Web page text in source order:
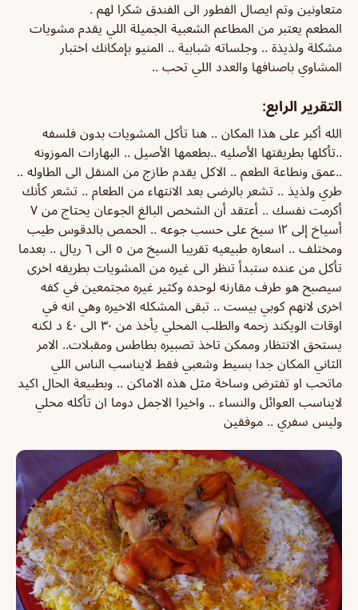
متعاونين وتم ايصال الفطور الى الفندق شكرا لهم .
المطعم يعتبر من المطاعم الشعبية الجميلة اللي يقدم مشويات
مشكلة ولذيذة .. وجلساته شبابية .. المنيو بإمكانك اختبار
المشاوي باصنافها والعدد اللي تحب ..
التقرير الرابع:
الله أكبر على هذا المكان .. هنا تأكل المشويات بدون فلسفه
..تأكلها بطريقتها الأصليه ..بطعمها الأصيل .. البهارات الموزونه
..عمق ونطاعة الطعم .. الاكل يقدم طازج من المنقل الى الطاوله ..
طري ولذيذ .. تشعر بالرضى بعد الانتهاء من الطعام .. تشعر كأنك
أكرمت نفسك .. أعتقد أن الشخص البالغ الجوعان يحتاج من ٧
أسياخ إلى ١٢ سيخ على حسب جوعه .. الحمص بالدقوس طيب
ومختلف .. اسعاره طبيعيه تقريبا السيخ من ٥ الى ٦ ريال .. بعدما
تأكل من عنده ستبدأ تنظر الى غيره من المشويات بطريقه اخرى
سيصبح هو طرف مقارنه لوحده وكثير غيره مجتمعين في كفه
اخرى لانهم كوبي بيست .. تبقى المشكله الاخيره وهي انه في
اوقات الويكند زحمه والطلب المحلي يأخذ من ٣٠ الى ٤٠ د لكنه
يستحق الانتظار وممكن تاخذ تصبيره بطاطس ومقبلات.. الامر
الثاني المكان جدا بسيط وشعبي فقط لايناسب الناس اللي
ماتحب او تفترض وساخة مثل هذه الاماكن .. وبطبيعة الحال اكيد
لايناسب العوائل والنساء .. واخيرا الاجمل دوما ان تأكله محلي
وليس سفري .. موفقين